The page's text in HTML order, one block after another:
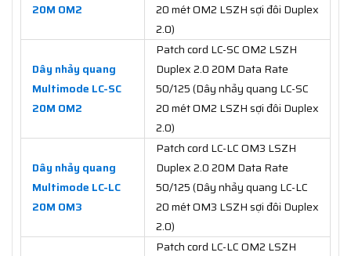
20M OM2
20 mét OM2 LSZH sợi đôi Duplex
2.0)
Dây nhảy quang
Multimode LC-SC
20M OM2
Patch cord LC-SC OM2 LSZH
Duplex 2.0 20M Data Rate
50/125 (Dây nhảy quang LC-SC
20 mét OM2 LSZH sợi đôi Duplex
2.0)
Dây nhảy quang
Multimode LC-LC
20M OM3
Patch cord LC-LC OM3 LSZH
Duplex 2.0 20M Data Rate
50/125 (Dây nhảy quang LC-LC
20 mét OM3 LSZH sợi đôi Duplex
2.0)
Patch cord LC-LC OM2 LSZH